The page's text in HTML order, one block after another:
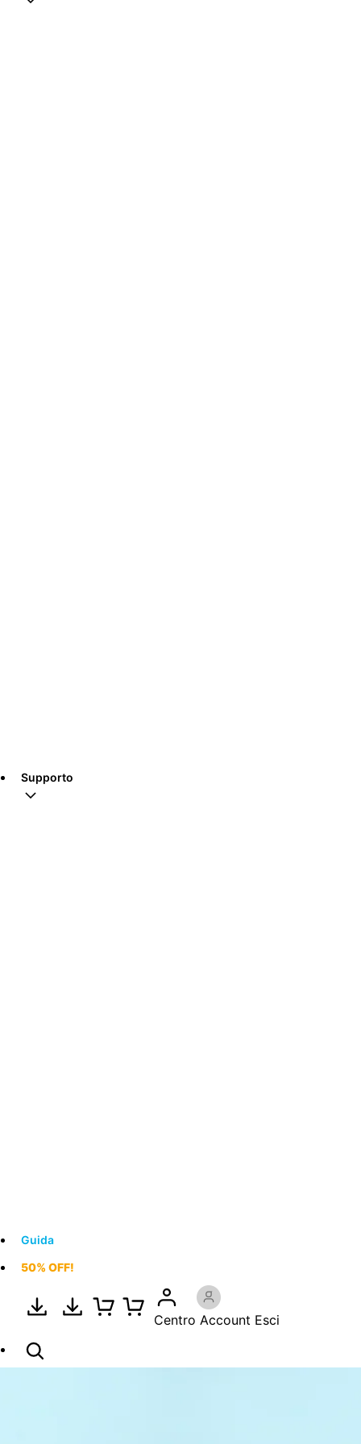
Supporto
Guida
50% OFF!
Centro Account Esci